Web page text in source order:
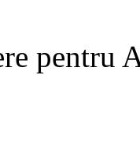
pentru